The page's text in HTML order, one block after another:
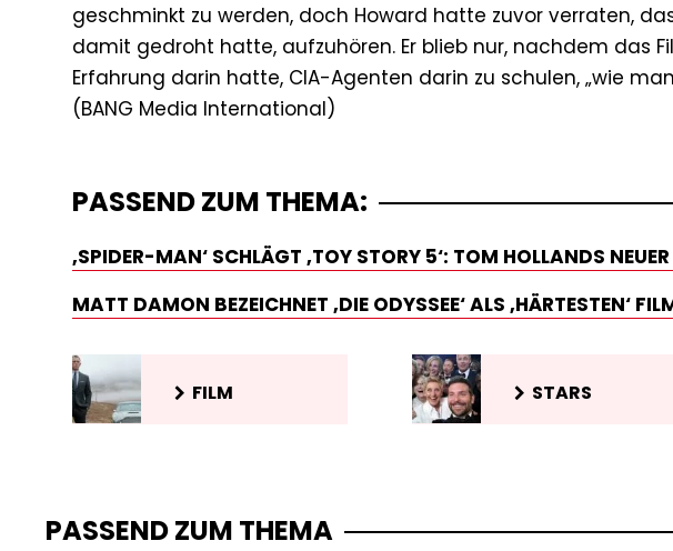
geschminkt zu werden, doch Howard hatte zuvor verraten,
damit gedroht hatte, aufzuhören. Er blieb nur, nachdem das
Erfahrung darin hatte, CIA-Agenten darin zu schulen, „wie
PASSEND ZUM THEMA:
‚SPIDER-MAN‘ SCHLÄGT ‚TOY STORY 5‘: TOM HOLLANDS
MATT DAMON BEZEICHNET ‚DIE ODYSSEE‘ ALS ‚HÄRTESTEN‘
FILM STARS
PASSEND ZUM THEMA